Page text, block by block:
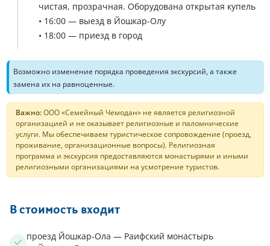
чистая, прозрачная. Оборудована открытая купель
• 16:00 — выезд в Йошкар-Олу
• 18:00 — приезд в город
Возможно изменение порядка проведения экскурсий, а также
замена их на равноценные.
Важно:ООО «Семейный Чемодан» не является религиозной
организацией и не оказывает религиозные и паломнические
услуги. Мы обеспечиваем туристическое сопровождение (проезд,
проживание, организационные вопросы). Религиозная
программа и экскурсия предоставляются монастырями и иными
религиозными организациями на усмотрение туристов.
В стоимость входит
проезд Йошкар-Ола — Раифский монастырь